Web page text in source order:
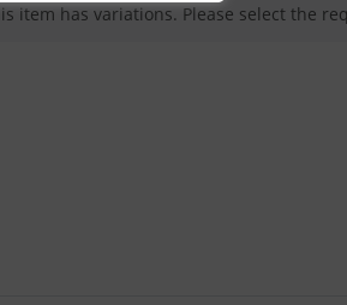
item has variations. Please select the